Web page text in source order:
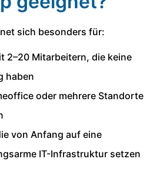
sich besonders für:
2–20 Mitarbeitern, die keine
haben
oder mehrere Standorte
von Anfang auf eine
IT-Infrastruktur setzen